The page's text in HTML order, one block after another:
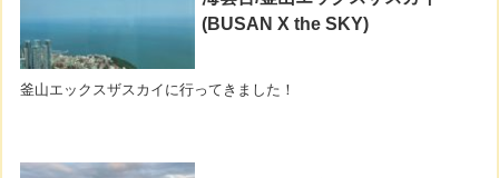
(BUSAN X the SKY)
釜山エックスザスカイに行ってきました！